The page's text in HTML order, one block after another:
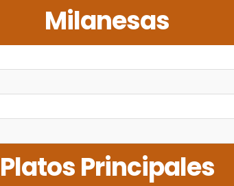
Milanesas
Platos Principales